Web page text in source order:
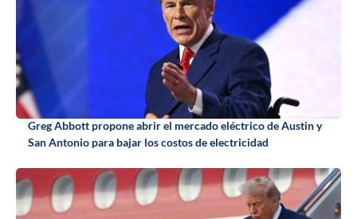
Greg Abbott propone abrir el mercado eléctrico de Austin y
San Antonio para bajar los costos de electricidad